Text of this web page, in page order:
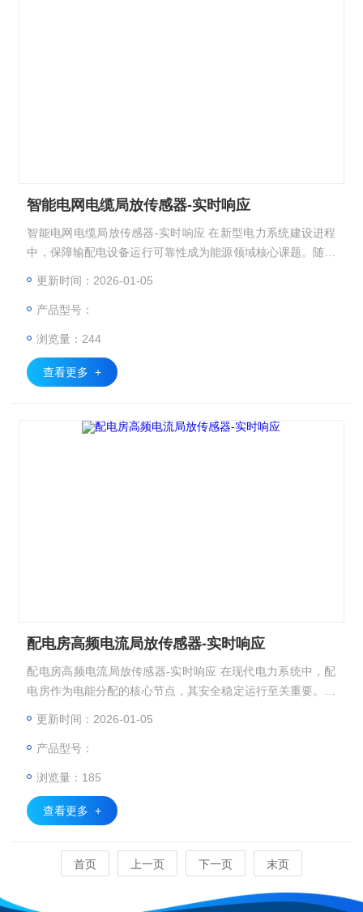
智能电网电缆局放传感器-实时响应
智能电网电缆局放传感器-实时响应 在新型电力系统建设进程
中，保障输配电设备运行可靠性成为能源领域核心课题。随着
源数据融合的智能诊断体系，通过构建设备-边缘-云端的协同
更新时间：2026-01-05
产品型号：
浏览量：244
查看更多 +
配电房高频电流局放传感器-实时响应
配电房高频电流局放传感器-实时响应 在现代电力系统中，配
电房作为电能分配的核心节点，其安全稳定运行至关重要。然
障。为了确保配电房的安全运行，提升供电可靠性，一套综合
更新时间：2026-01-05
产品型号：
浏览量：185
查看更多 +
首页 上一页 下一页 末页